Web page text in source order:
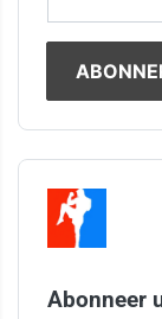
Abonneer